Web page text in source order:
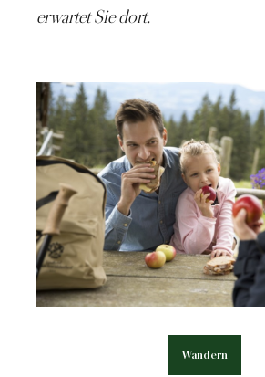
erwartet Sie dort.
Wandern